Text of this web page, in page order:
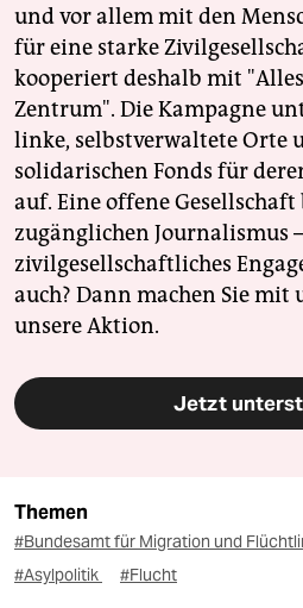
und vor allem mit den
für eine starke
kooperiert deshalb mit
Zentrum". Die Kampagne
linke, selbstverwaltete Orte
solidarischen Fonds für
auf. Eine offene
zugänglichen Journalismus
zivilgesellschaftliches
auch? Dann machen Sie mit
unsere Aktion.
Jetzt
Themen
#Bundesamt für Migration und
#Asylpolitik
#Flucht